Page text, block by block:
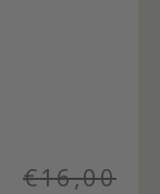
€16,00